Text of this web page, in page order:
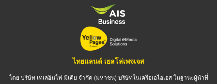
ไทยแลนด์ เยลโล่เพจเจส
โดย บริษัท เทเลอินโฟ มีเดีย จำกัด (มหาชน) บริษัทในเครือเอไอเอส ในฐานะผู้นำที่